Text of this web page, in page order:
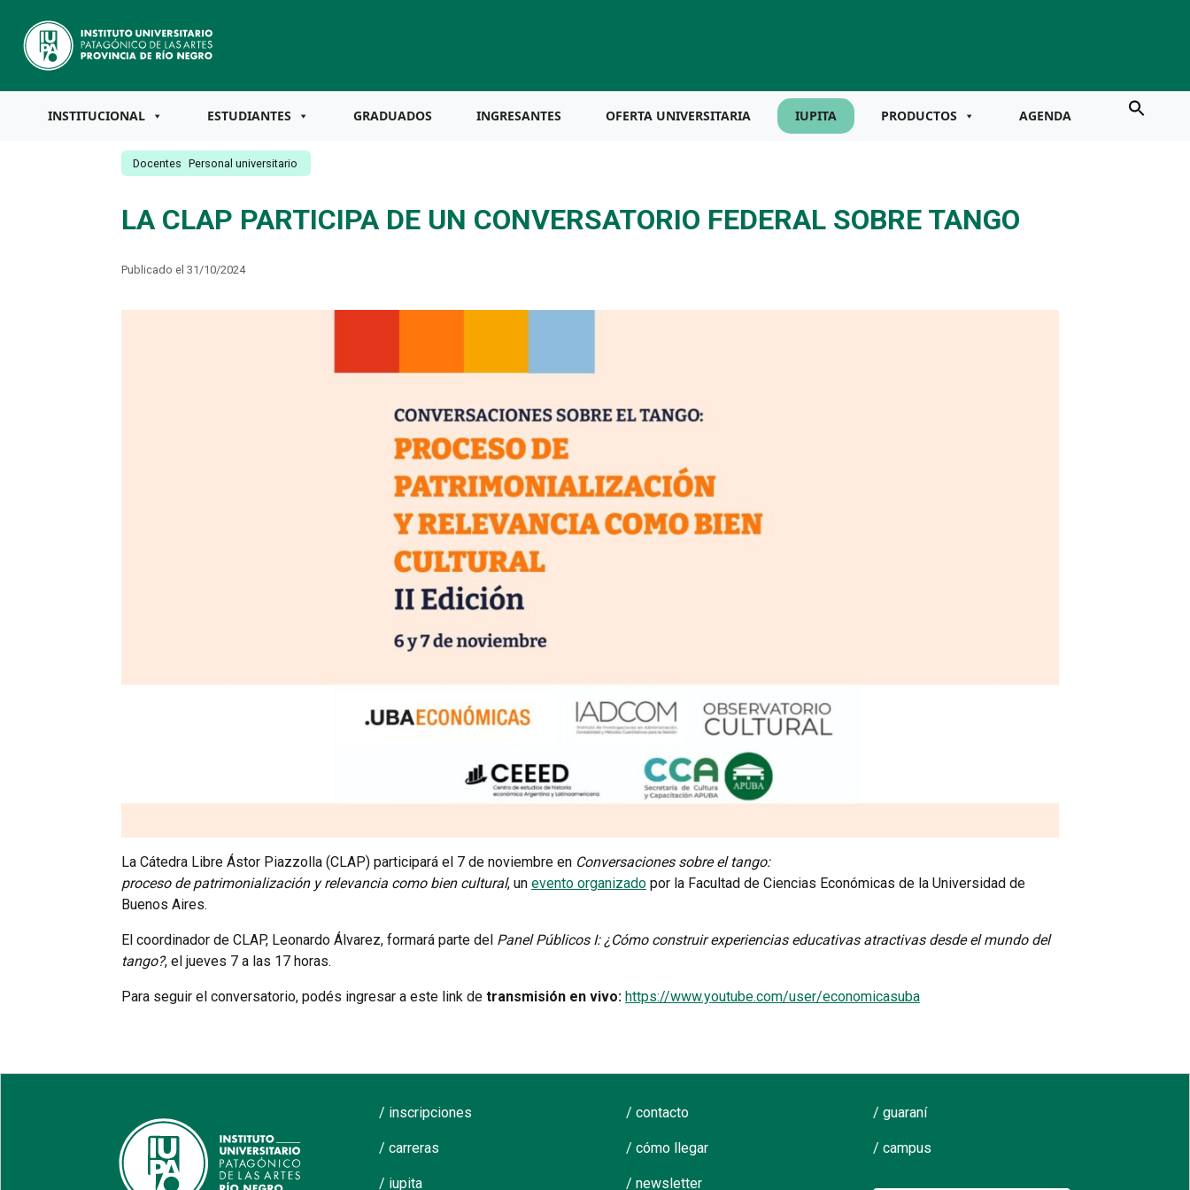
INSTITUCIONAL ESTUDIANTES GRADUADOS INGRESANTES OFERTA UNIVERSITARIA IUPITA PRODUCTOS AGENDA
Docentes Personal universitario
LA CLAP PARTICIPA DE UN CONVERSATORIO FEDERAL SOBRE TANGO
Publicado el 31/10/2024
La Cátedra Libre Ástor Piazzolla (CLAP) participará el 7 de noviembre enConversaciones sobre el tango:
proceso de patrimonialización y relevancia como bien cultural, un evento organizadopor la Facultad de Ciencias Económicas de la Universidad de
Buenos Aires.
El coordinador de CLAP, Leonardo Álvarez, formará parte del Panel Públicos I: ¿Cómo construir experiencias educativas atractivas desde el mundo del
tango?, el jueves 7 a las 17 horas.
Para seguir el conversatorio, podés ingresar a este link detransmisión en vivo: https://www.youtube.com/user/economicasuba
/ inscripciones
/ carreras
/ iupita
/ contacto
/ cómo llegar
/ newsletter
/ guaraní
/ campus